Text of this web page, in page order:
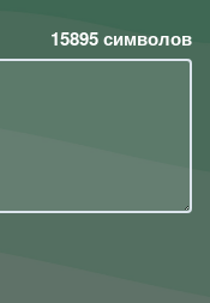
15895символов